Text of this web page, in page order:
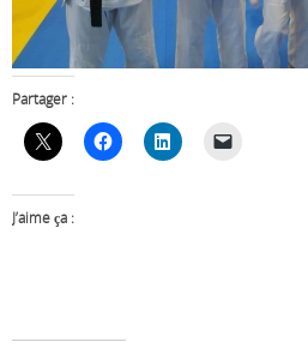
Partager :
J’aime ça :